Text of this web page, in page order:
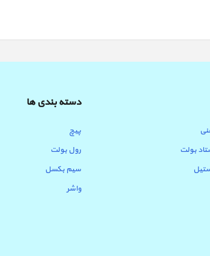
بولت
دسته بندی ها
پیچ
رول بولت
سیم بکسل
واشر